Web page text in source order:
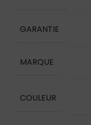
GARANTIE
MARQUE
COULEUR